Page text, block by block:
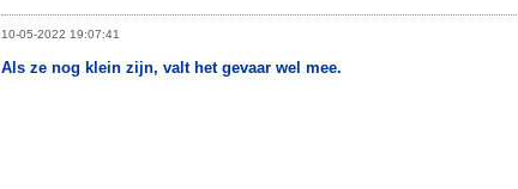
10-05-2022 19:07:41
Als ze nog klein zijn, valt het gevaar wel mee.